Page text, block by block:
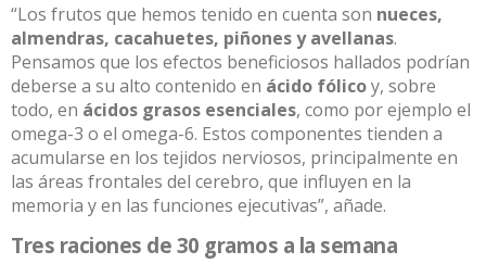
“Los frutos que hemos tenido en cuenta son nueces,
almendras, cacahuetes, piñones y avellanas.
Pensamos que los efectos beneficiosos hallados podrían
deberse a su alto contenido en ácido fólicoy, sobre
todo, en ácidos grasos esenciales, como por ejemplo el
omega-3 o el omega-6. Estos componentes tienden a
acumularse en los tejidos nerviosos, principalmente en
las áreas frontales del cerebro, que influyen en la
memoria y en las funciones ejecutivas”, añade.
Tres raciones de 30 gramos a la semana